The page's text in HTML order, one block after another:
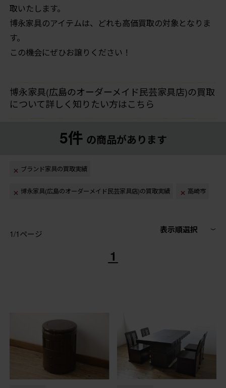
取いたします。
博永家具のアイテムは、どれも高価買取の対象となりま
す。
この機会にぜひお譲りください！
博永家具(広島のオーダーメイド民芸家具店)の買取
について詳しく知りたい方はこちら
5件 の商品があります
ブランド家具の買取実績
博永家具(広島のオーダーメイド民芸家具店)の買取実績 高崎市
1/1ページ 表示順選択
1